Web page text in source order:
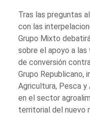
Tras las preguntas
con las
Grupo Mixto
sobre el apoyo a
de conversión
Grupo Republicano,
Agricultura, Pesca
en el sector
territorial del nuevo